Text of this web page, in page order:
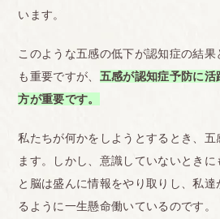
います。
このような五感の低下が認知症の結
も重要ですが、 五感が認知症予防に
方が重要です。
私たちが何かをしようとするとき、
ます。しかし、意識していないとき
と脳は盛んに情報をやり取りし、私
るように一生懸命働いているのです。